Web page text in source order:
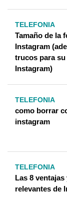
TELEFONIA
Tamaño de la
Instagram
trucos para
Instagram)
TELEFONIA
como borrar
instagram
TELEFONIA
Las 8
relevantes de